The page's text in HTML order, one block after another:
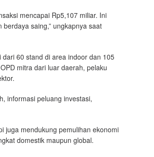
mencapai Rp5,107 miliar. Ini
saing,” ungkapnya saat
60 stand di area indoor dan 105
mitra dari luar daerah, pelaku
informasi peluang investasi,
juga mendukung pemulihan ekonomi
domestik maupun global.